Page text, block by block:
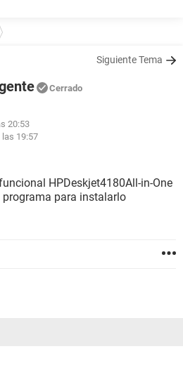
Siguiente Tema
Cerrado
20:53
las 19:57
HPDeskjet4180All-in-One
para instalarlo